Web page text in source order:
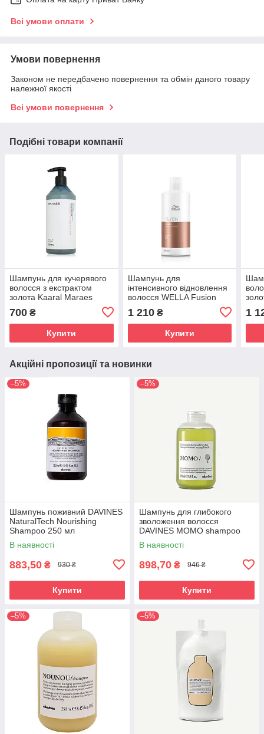
Всі умови оплати
Умови повернення
Законом не передбачено повернення та обмін даного товару
належної якості
Всі умови повернення
Подібні товари компанії
Шампунь для кучерявого
волосся з екстрактом
золота Kaaral Maraes
Curly Care Shampoo 500
мл
700 ₴
Купити
Шампунь для
інтенсивного відновлення
волосся WELLA Fusion
Shampoo 500 мл
1 210₴
Купити
мл
1
Акційні пропозиції та новинки
–5%
Шампунь поживний DAVINES
NaturalTech Nourishing
Shampoo 250 мл
В наявності
883,50 ₴ 930 ₴
Купити
–5%
Шампунь для глибокого
зволоження волосся
DAVINES MOMO shampoo
250 мл
В наявності
898,70 ₴ 946 ₴
Купити
–5% –5%